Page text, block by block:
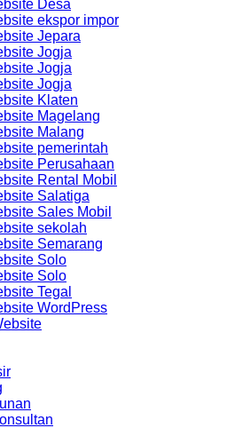
Desa
ekspor impor
Jepara
Jogja
Jogja
Jogja
Klaten
Magelang
Malang
pemerintah
Perusahaan
Rental Mobil
Salatiga
Sales Mobil
sekolah
Semarang
Solo
Solo
Tegal
WordPress